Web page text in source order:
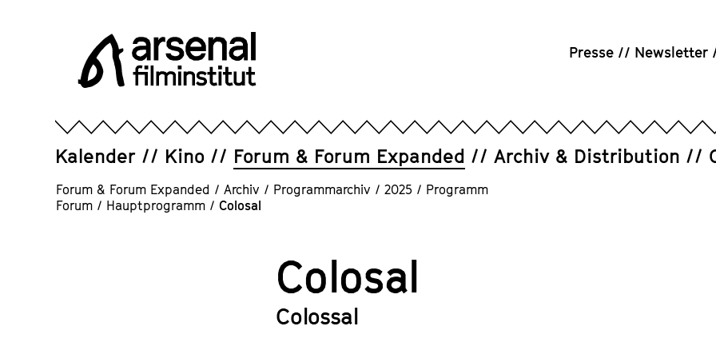
Filminstitut
Presse Newsletter
Kalender Kino Forum & Forum Expanded Archiv & Distribution
Forum & Forum Expanded / Archiv / Programmarchiv / 2025 / Programm
Forum / Hauptprogramm / Colosal
Colosal
Colossal